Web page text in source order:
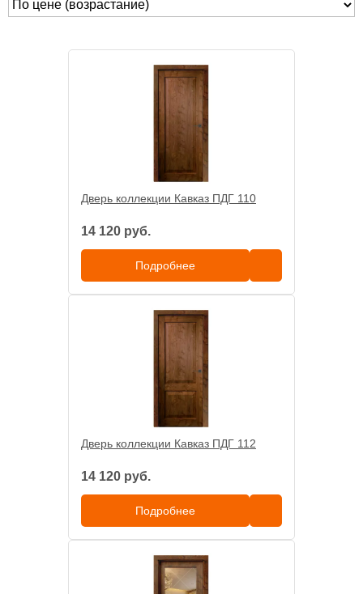
Дверь коллекции Кавказ ПДГ 110
14 120 руб.
Подробнее
Дверь коллекции Кавказ ПДГ 112
14 120 руб.
Подробнее